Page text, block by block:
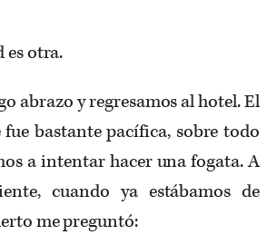
otra.
abrazo y regresamos al hotel. El
bastante pacífica, sobre todo
a intentar hacer una fogata. A
cuando ya estábamos de
me preguntó: